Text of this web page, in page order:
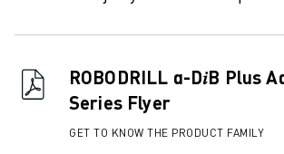
REMANUFACTURING - OPRAVA
NÁSTROJE DIGITÁLNYCH SLUŽIEB
SÚBORY NA SŤAHOVANIE » MYFANUC
ROBODRILL α-D𝑖B Plus
Series Flyer
GET TO KNOW THE PRODUCT FAMILY